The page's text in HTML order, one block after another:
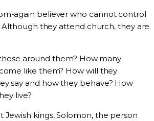
again believer who cannot control
they attend church, they are
around them? How many
like them? How will they
say and how they behave? How
live?
kings, Solomon, the person